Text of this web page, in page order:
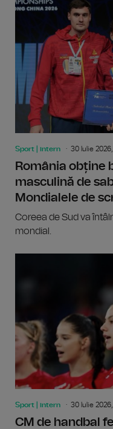
Sport | intern 30 Iulie 2026,
România obține
masculină de
Mondialele de
Coreea de Sud va
mondial.
Sport | intern 30 Iulie
CM de handbal